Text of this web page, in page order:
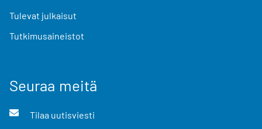
Tulevat julkaisut
Tutkimusaineistot
Seuraa meitä
Tilaa uutisviesti